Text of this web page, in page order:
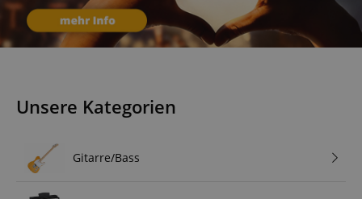
Unsere Kategorien
Gitarre/Bass